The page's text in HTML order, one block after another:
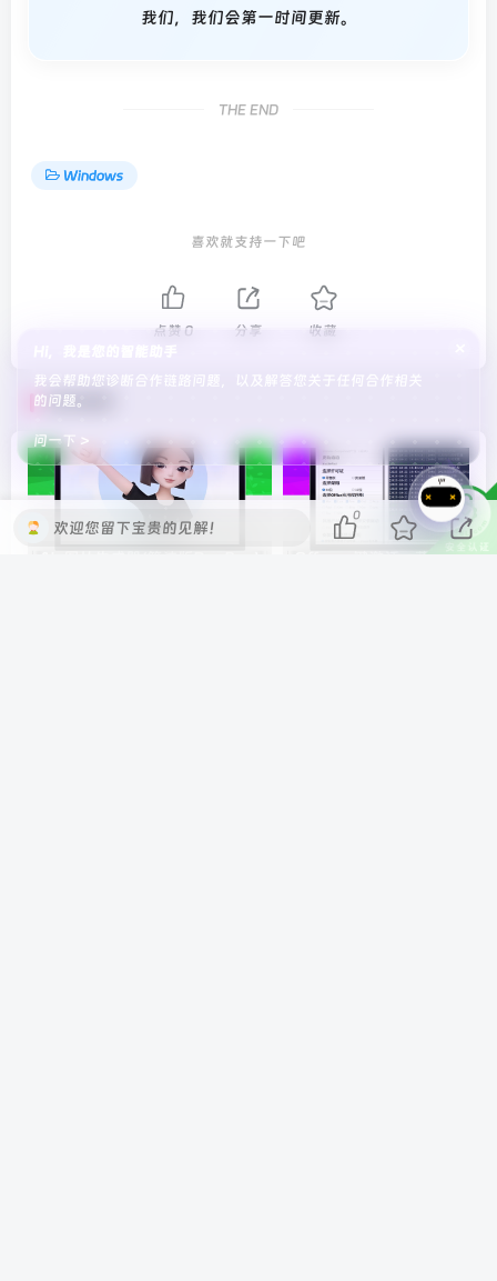
我们，我们会第一时间更新。
THE END
Windows
喜欢就支持一下吧
点赞 0 分享 收藏
相关推荐
Office一键激活 – 藏钥阁绿色
欢迎您留下宝贵的见解！
0
我会帮助您诊断合作链路问题，以及解答您关于任何合作相关
的问题。
问一下 >